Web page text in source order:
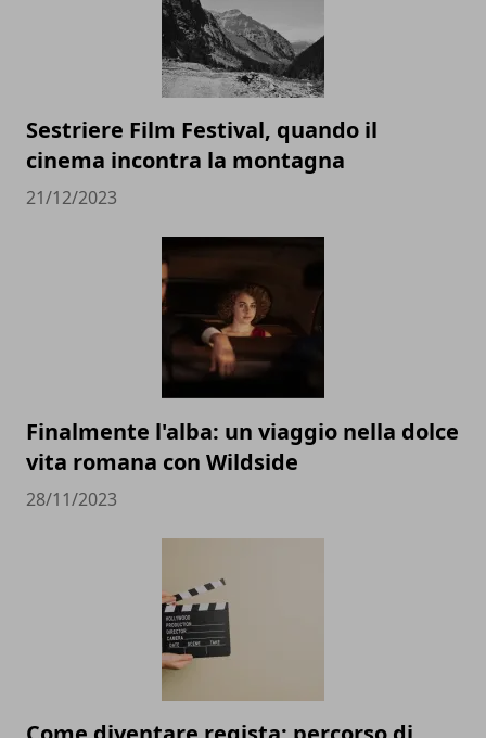
Sestriere Film Festival, quando il
cinema incontra la montagna
21/12/2023
Finalmente l'alba: un viaggio nella dolce
vita romana con Wildside
28/11/2023